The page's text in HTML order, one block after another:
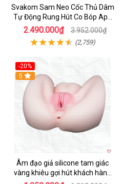
Svakom Sam Neo Cốc Thủ Dâm
Tự Động Rung Hút Co Bóp App
Điều Khiển
2.490.000₫ 3.952.000₫
(2,759)
-20%
Hot
5
Âm đạo giả silicone tam giác
vàng khiêu gợi hút khách hàng